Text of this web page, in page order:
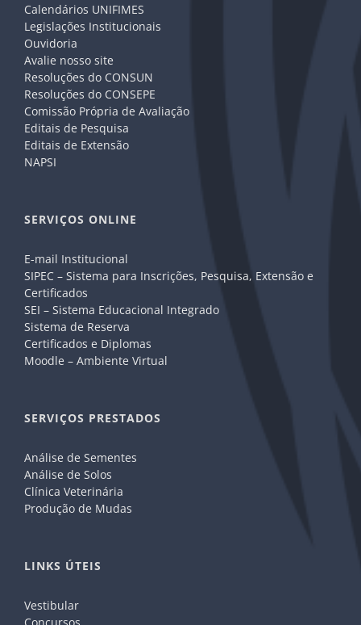
Calendários UNIFIMES
Legislações Institucionais
Ouvidoria
Avalie nosso site
Resoluções do CONSUN
Resoluções do CONSEPE
Comissão Própria de Avaliação
Editais de Pesquisa
Editais de Extensão
NAPSI
SERVIÇOS ONLINE
E-mail Institucional
SIPEC – Sistema para Inscrições, Pesquisa, Extensão e
Certificados
SEI – Sistema Educacional Integrado
Sistema de Reserva
Certificados e Diplomas
Moodle – Ambiente Virtual
SERVIÇOS PRESTADOS
Análise de Sementes
Análise de Solos
Clínica Veterinária
Produção de Mudas
LINKS ÚTEIS
Vestibular
Concursos